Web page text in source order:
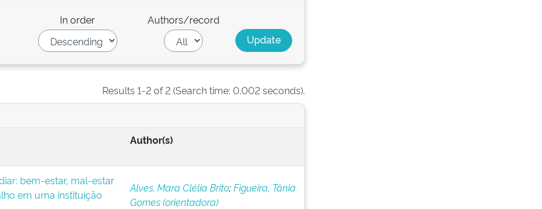
In order Authors/record
Results 1-2 of 2 (Search time: 0.002 seconds).
Author(s)
bem-estar, mal-estar
em uma instituição
Alves, Mara Clélia Brito;Figueira, Tânia
Gomes (orientadora)